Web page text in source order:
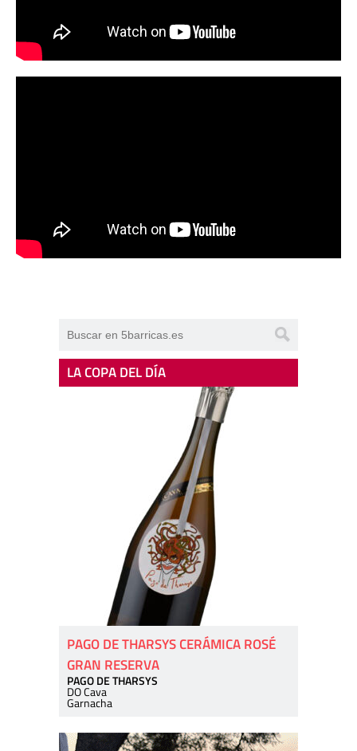
LA COPA DEL DÍA
PAGO DE THARSYS CERÁMICA ROSÉ
GRAN RESERVA
PAGO DE THARSYS
DO Cava
Garnacha